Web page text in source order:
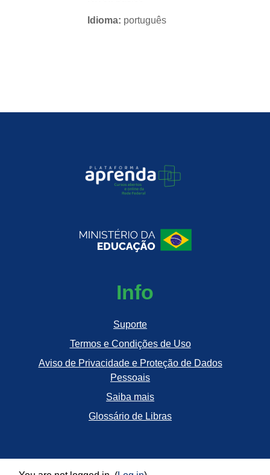
Idioma: português
Info
Suporte
Termos e Condições de Uso
Aviso de Privacidade e Proteção de Dados
Pessoais
Saiba mais
Glossário de Libras